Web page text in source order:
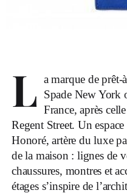
L a marque de
Spade New York
France, après
Regent Street. Un
Honoré, artère du luxe
de la maison : lignes de
chaussures, montres et
étages s’inspire de